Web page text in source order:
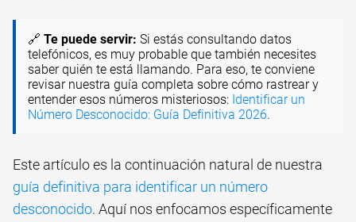
🔗 Te puede servir: Si estás consultando datos
telefónicos, es muy probable que también necesites
saber quién te está llamando. Para eso, te conviene
revisar nuestra guía completa sobre cómo rastrear y
entender esos números misteriosos: Identificar un
Número Desconocido: Guía Definitiva 2026.
Este artículo es la continuación natural de nuestra
guía definitiva para identificar un número
desconocido. Aquí nos enfocamos específicamente